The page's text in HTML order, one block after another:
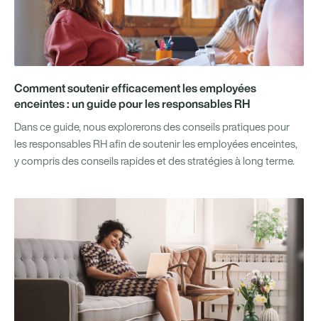
Comment soutenir efficacement les employées
enceintes : un guide pour les responsables RH
Dans ce guide, nous explorerons des conseils pratiques pour
les responsables RH afin de soutenir les employées enceintes,
y compris des conseils rapides et des stratégies à long terme.